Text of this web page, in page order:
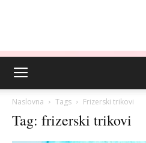
Naslovna Tags Frizerski trikovi
Tag: frizerski trikovi